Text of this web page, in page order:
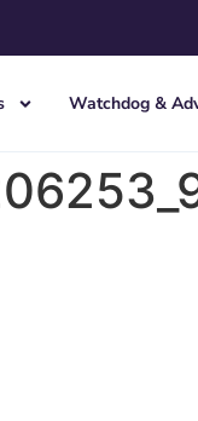
Watchdog &